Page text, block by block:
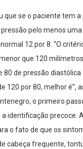
que se o paciente tem a
pelo menos uma
12 por 8. “O
que 120
80 de pressão diastólica
120 por 80, melhor é”,
o primeiro
identificação precoce.
o fato de que os
cabeça frequente,